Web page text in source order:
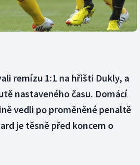
remízu 1:1 na hřišti Dukly, a
nastaveného času. Domácí
vedli po proměněné penaltě
je těsně před koncem o